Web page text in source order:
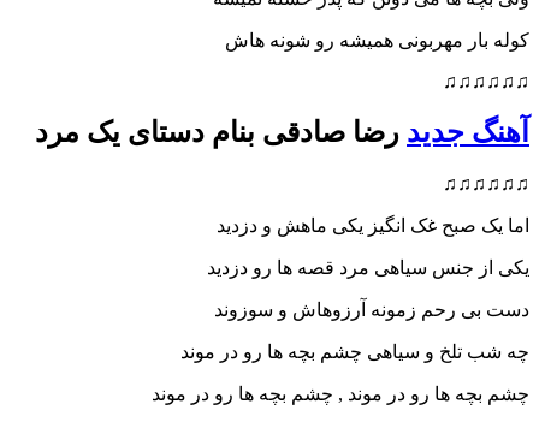
کوله بار مهربونی همیشه رو شونه هاش
♫♫♫♫♫♫
آهنگ جدید رضا صادقی بنام دستای یک مرد
♫♫♫♫♫♫
اما یک صبح غک انگیز یکی ماهش و دزدید
یکی از جنس سیاهی مرد قصه ها رو دزدید
دست بی رحم زمونه آرزوهاش و سوزوند
چه شب تلخ و سیاهی چشم بچه ها رو در موند
چشم بچه ها رو در موند , چشم بچه ها رو در موند